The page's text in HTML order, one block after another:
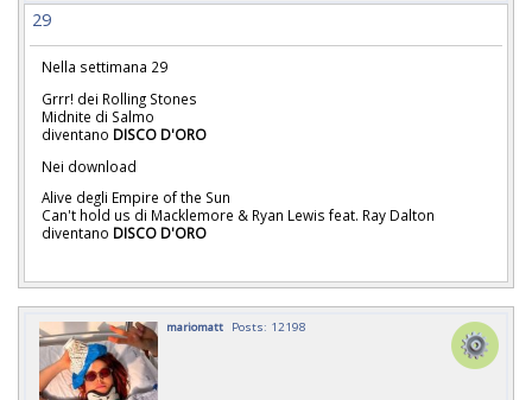
29
Nella settimana 29
Grrr! dei Rolling Stones
Midnite di Salmo
diventano DISCO D'ORO
Nei download
Alive degli Empire of the Sun
Can't hold us di Macklemore & Ryan Lewis feat. Ray Dalton
diventano DISCO D'ORO
mariomatt Posts: 12198